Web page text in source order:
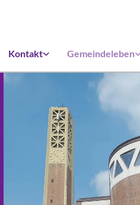
Kontakt Gemeindeleben